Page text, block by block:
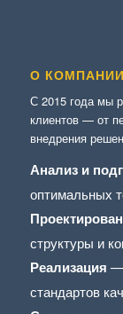
О КОМПАНИИ
С 2015 года мы
клиентов — от
внедрения
Анализ и
оптимальных
структуры и
Реализация —
стандартов